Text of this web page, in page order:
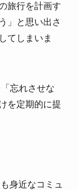
旅行を計画す
」と思い出さ
てしまいま
忘れさせな
を定期的に提
身近なコミュ